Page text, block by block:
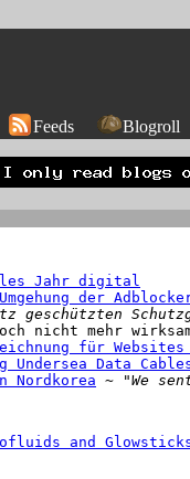
Feeds Blogroll
Jahr digital
der
geschützten
nicht mehr
für
Data
~ "We
and